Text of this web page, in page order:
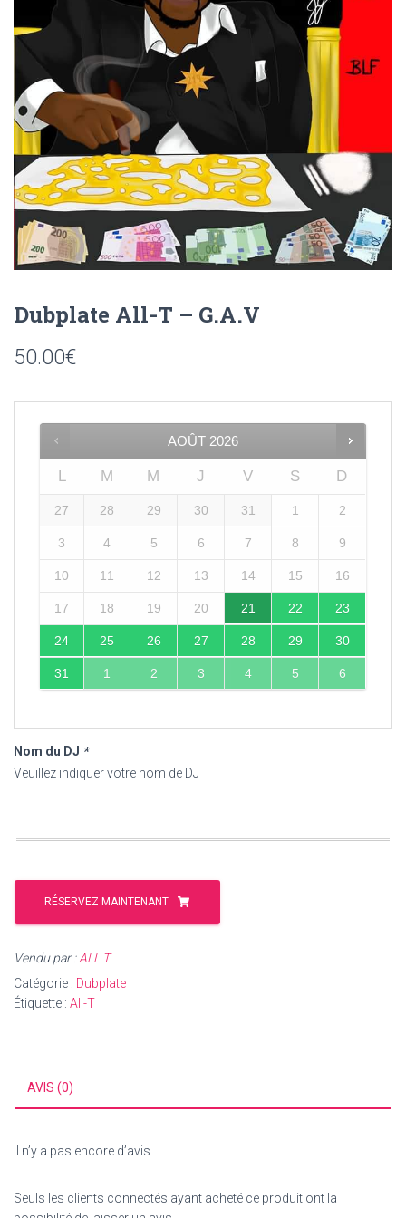
Dubplate All-T – G.A.V
50.00€
AOÛT 2026
L M M J V S D
27 28 29 30 31 1 2
3 4 5 6 7 8 9
10 11 12 13 14 15 16
17 18 19 20 21 22 23
24 25 26 27 28 29 30
31 1 2 3 4 5 6
Nom du DJ *
Veuillez indiquer votre nom de DJ
RÉSERVEZ MAINTENANT
Vendu par :ALL T
Catégorie : Dubplate
Étiquette : All-T
AVIS (0)
Il n’y a pas encore d’avis.
Seuls les clients connectés ayant acheté ce produit ont la